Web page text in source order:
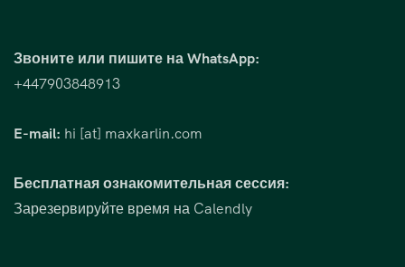
Звоните или пишите на WhatsApp:
+447903848913
E-mail: hi [at] maxkarlin.com
Бесплатная ознакомительная сессия:
Зарезервируйте время на Calendly